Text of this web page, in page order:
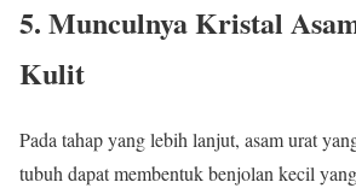
5. Munculnya Kristal
Kulit
Pada tahap yang lebih lanjut, asam urat
tubuh dapat membentuk benjolan kecil